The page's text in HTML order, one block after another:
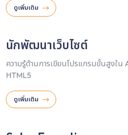
ดูเพิ่มเติม
นักพัฒนาเว็บไซต์
ความรู้ด้านการเขียนโปรแกรมขั้นสูงใน
HTML5
ดูเพิ่มเติม